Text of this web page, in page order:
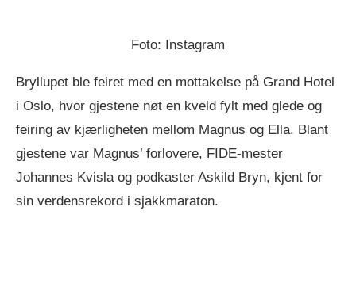
Foto: Instagram
Bryllupet ble feiret med en mottakelse på Grand Hotel
i Oslo, hvor gjestene nøt en kveld fylt med glede og
feiring av kjærligheten mellom Magnus og Ella. Blant
gjestene var Magnus’ forlovere, FIDE-mester
Johannes Kvisla og podkaster Askild Bryn, kjent for
sin verdensrekord i sjakkmaraton.